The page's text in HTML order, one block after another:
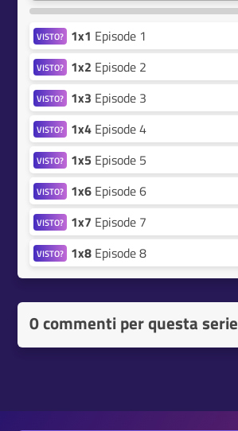
VISTO? 1x1 Episode 1
VISTO? 1x2 Episode 2
VISTO? 1x3 Episode 3
VISTO? 1x4 Episode 4
VISTO? 1x5 Episode 5
VISTO? 1x6 Episode 6
VISTO? 1x7 Episode 7
VISTO? 1x8 Episode 8
0 commenti per questa serie